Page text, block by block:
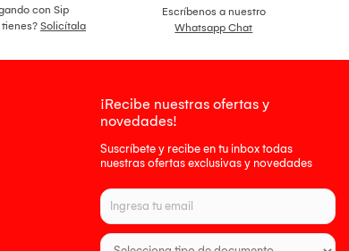
con Sip
tienes? Solicítala
Escríbenos a nuestro
Whatsapp Chat
¡Recibe nuestras ofertas y
novedades!
Suscríbete y recibe en tu inbox todas
nuestras ofertas exclusivas y novedades